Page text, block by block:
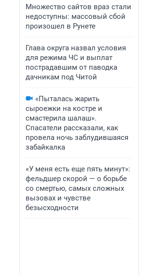
Множество сайтов враз стали
недоступны: массовый сбой
произошел в Рунете
Глава округа назвал условия
для режима ЧС и выплат
пострадавшим от паводка
дачникам под Читой
«Пыталась жарить
сыроежки на костре и
смастерила шалаш».
Спасатели рассказали, как
провела ночь заблудившаяся
забайкалка
«У меня есть еще пять минут»:
фельдшер скорой — о борьбе
со смертью, самых сложных
вызовах и чувстве
безысходности